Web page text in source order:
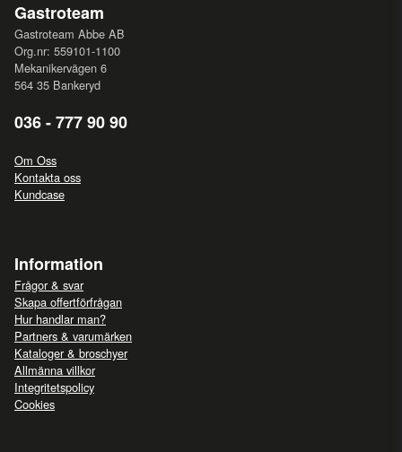
Gastroteam
Gastroteam Abbe AB
Org.nr: 559101-1100
Mekanikervägen 6
564 35 Bankeryd
036 - 777 90 90
Om Oss
Kontakta oss
Kundcase
Information
Frågor & svar
Skapa offertförfrågan
Hur handlar man?
Partners & varumärken
Kataloger & broschyer
Allmänna villkor
Integritetspolicy
Cookies